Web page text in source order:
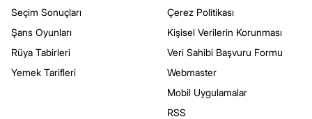
Seçim Sonuçları
Şans Oyunları
Rüya Tabirleri
Yemek Tarifleri
Çerez Politikası
Kişisel Verilerin Korunması
Veri Sahibi Başvuru Formu
Webmaster
Mobil Uygulamalar
RSS